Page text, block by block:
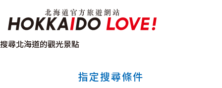
搜尋北海道的觀光景點
指定搜尋條件